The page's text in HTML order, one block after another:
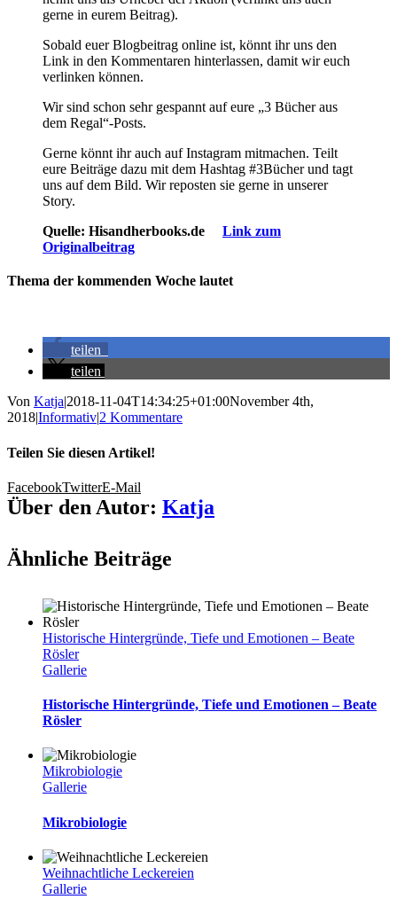
gerne in eurem Beitrag).
Sobald euer Blogbeitrag online ist, könnt ihr uns den
Link in den Kommentaren hinterlassen, damit wir euch
verlinken können.
Wir sind schon sehr gespannt auf eure „3 Bücher aus
dem Regal“-Posts.
Gerne könnt ihr auch auf Instagram mitmachen. Teilt
eure Beiträge dazu mit dem Hashtag #3Bücher und tagt
uns auf dem Bild. Wir reposten sie gerne in unserer
Story.
Quelle: Hisandherbooks.de Link zum
Originalbeitrag
Thema der kommenden Woche lautet
teilen
teilen
Von Katja|2018-11-04T14:34:25+01:00November 4th,
2018|Informativ|2 Kommentare
Teilen Sie diesen Artikel!
FacebookTwitterE-Mail
Über den Autor: Katja
Ähnliche Beiträge
Historische Hintergründe, Tiefe und Emotionen – Beate
Rösler
Gallerie
Historische Hintergründe, Tiefe und Emotionen – Beate
Rösler
Mikrobiologie
Gallerie
Mikrobiologie
Weihnachtliche Leckereien
Gallerie